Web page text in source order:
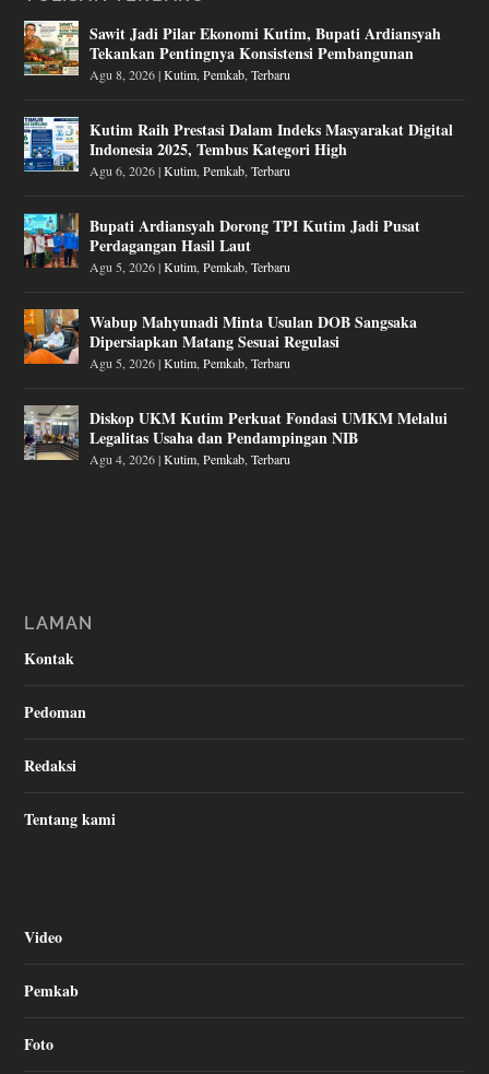
Sawit Jadi Pilar Ekonomi Kutim, Bupati Ardiansyah
Tekankan Pentingnya Konsistensi Pembangunan
Agu 8, 2026|Kutim ,Pemkab ,Terbaru
Kutim Raih Prestasi Dalam Indeks Masyarakat Digital
Indonesia 2025, Tembus Kategori High
Agu 6, 2026|Kutim ,Pemkab ,Terbaru
Bupati Ardiansyah Dorong TPI Kutim Jadi Pusat
Perdagangan Hasil Laut
Agu 5, 2026|Kutim ,Pemkab ,Terbaru
Wabup Mahyunadi Minta Usulan DOB Sangsaka
Dipersiapkan Matang Sesuai Regulasi
Agu 5, 2026|Kutim ,Pemkab ,Terbaru
Diskop UKM Kutim Perkuat Fondasi UMKM Melalui
Legalitas Usaha dan Pendampingan NIB
Agu 4, 2026|Kutim ,Pemkab ,Terbaru
LAMAN
Kontak
Pedoman
Redaksi
Tentang kami
Video
Pemkab
Foto